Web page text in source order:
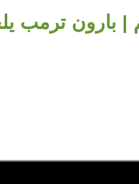
| بارون ترمب